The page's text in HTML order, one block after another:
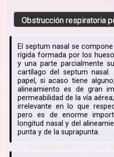
Obstrucción respiratoria
El septum nasal se
rígida formada por los
y una parte parcialmente
cartílago del septum
papel, si acaso tiene
alineamiento es de gran
permeabilidad de la vía
irrelevante en lo que
pero es de enorme
longitud nasal y del
punta y de la suprapunta.